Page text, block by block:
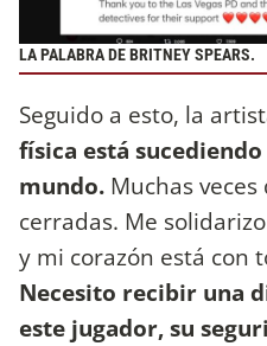
LA PALABRA DE BRITNEY SPEARS.
Seguido a esto, la
física está
mundo. Muchas
cerradas. Me
y mi corazón está con
Necesito recibir una
este jugador, su